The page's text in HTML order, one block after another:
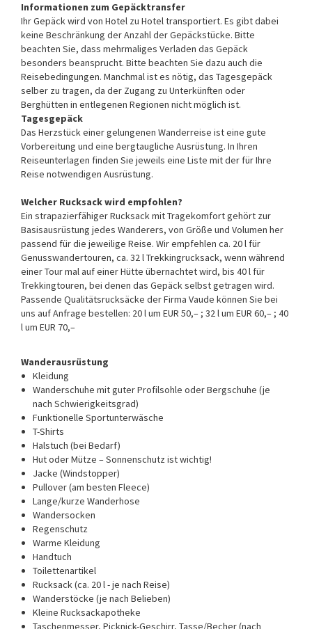
Informationen zum Gepäcktransfer
Ihr Gepäck wird von Hotel zu Hotel transportiert. Es gibt dabei
keine Beschränkung der Anzahl der Gepäckstücke. Bitte
beachten Sie, dass mehrmaliges Verladen das Gepäck
besonders beansprucht. Bitte beachten Sie dazu auch die
Reisebedingungen. Manchmal ist es nötig, das Tagesgepäck
selber zu tragen, da der Zugang zu Unterkünften oder
Berghütten in entlegenen Regionen nicht möglich ist.
Tagesgepäck
Das Herzstück einer gelungenen Wanderreise ist eine gute
Vorbereitung und eine bergtaugliche Ausrüstung. In Ihren
Reiseunterlagen finden Sie jeweils eine Liste mit der für Ihre
Reise notwendigen Ausrüstung.
Welcher Rucksack wird empfohlen?
Ein strapazierfähiger Rucksack mit Tragekomfort gehört zur
Basisausrüstung jedes Wanderers, von Größe und Volumen her
passend für die jeweilige Reise. Wir empfehlen ca. 20 l für
Genusswandertouren, ca. 32 l Trekkingrucksack, wenn während
einer Tour mal auf einer Hütte übernachtet wird, bis 40 l für
Trekkingtouren, bei denen das Gepäck selbst getragen wird.
Passende Qualitätsrucksäcke der Firma Vaude können Sie bei
uns auf Anfrage bestellen: 20 l um EUR 50,– ; 32 l um EUR 60,– ; 40
l um EUR 70,–
Wanderausrüstung
Kleidung
Wanderschuhe mit guter Profilsohle oder Bergschuhe (je
nach Schwierigkeitsgrad)
Funktionelle Sportunterwäsche
T-Shirts
Halstuch (bei Bedarf)
Hut oder Mütze – Sonnenschutz ist wichtig!
Jacke (Windstopper)
Pullover (am besten Fleece)
Lange/kurze Wanderhose
Wandersocken
Regenschutz
Warme Kleidung
Handtuch
Toilettenartikel
Rucksack (ca. 20 l - je nach Reise)
Wanderstöcke (je nach Belieben)
Kleine Rucksackapotheke
Taschenmesser, Picknick-Geschirr, Tasse/Becher (nach